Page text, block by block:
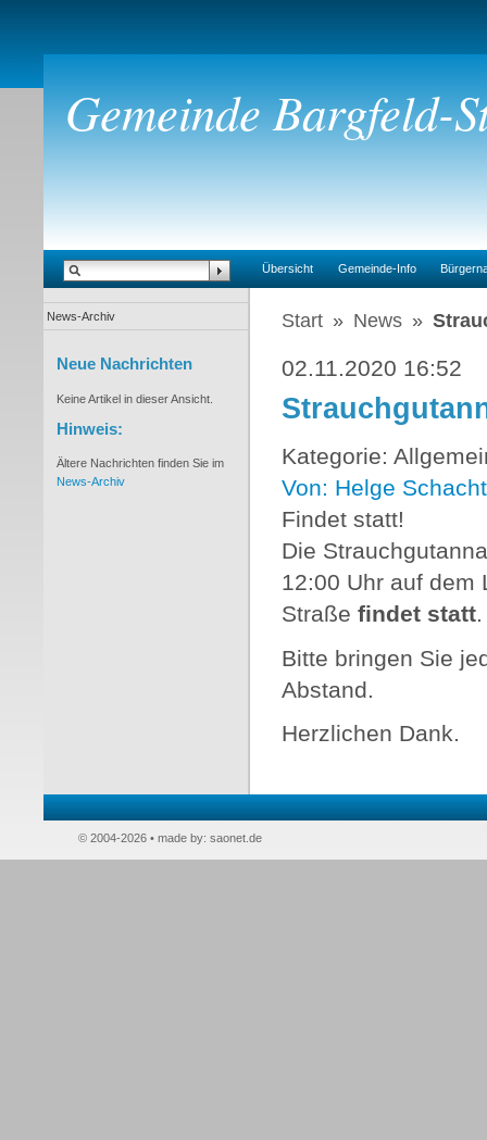
Gemeinde Bargfeld-
Übersicht Gemeinde-Info
News-Archiv
Neue Nachrichten
Keine Artikel in dieser Ansicht.
Hinweis:
Ältere Nachrichten finden Sie im
News-Archiv
Start » News »
02.11.2020 16:52
Kategorie:
Von: Helge Schacht
Findet statt!
Die
12:00 Uhr auf dem
Straße findet statt.
Bitte bringen Sie
Abstand.
Herzlichen Dank.
© 2004-2026 • made by: saonet.de